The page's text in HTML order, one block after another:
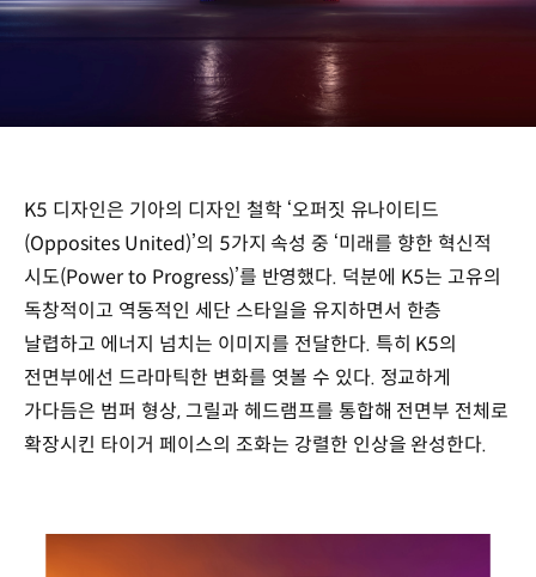
K5 디자인은 기아의 디자인 철학 ‘오퍼짓 유나이티드
(Opposites United)’의 5가지 속성 중 ‘미래를 향한 혁신적
시도(Power to Progress)’를 반영했다. 덕분에 K5는 고유의
독창적이고 역동적인 세단 스타일을 유지하면서 한층
날렵하고 에너지 넘치는 이미지를 전달한다. 특히 K5의
전면부에선 드라마틱한 변화를 엿볼 수 있다. 정교하게
가다듬은 범퍼 형상, 그릴과 헤드램프를 통합해 전면부 전체로
확장시킨 타이거 페이스의 조화는 강렬한 인상을 완성한다.